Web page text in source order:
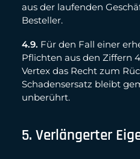
aus der laufenden
Besteller.
4.9. Für den Fall einer
Pflichten aus den Ziffern
Vertex das Recht zum
Schadensersatz bleibt
unberührt.
5. Verlängerter